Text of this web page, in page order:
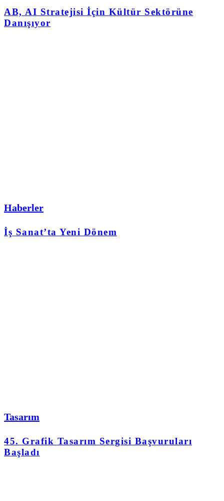
AB, AI Stratejisi İçin Kültür Sektörüne
Danışıyor
Haberler
İş Sanat’ta Yeni Dönem
Tasarım
45. Grafik Tasarım Sergisi Başvuruları
Başladı